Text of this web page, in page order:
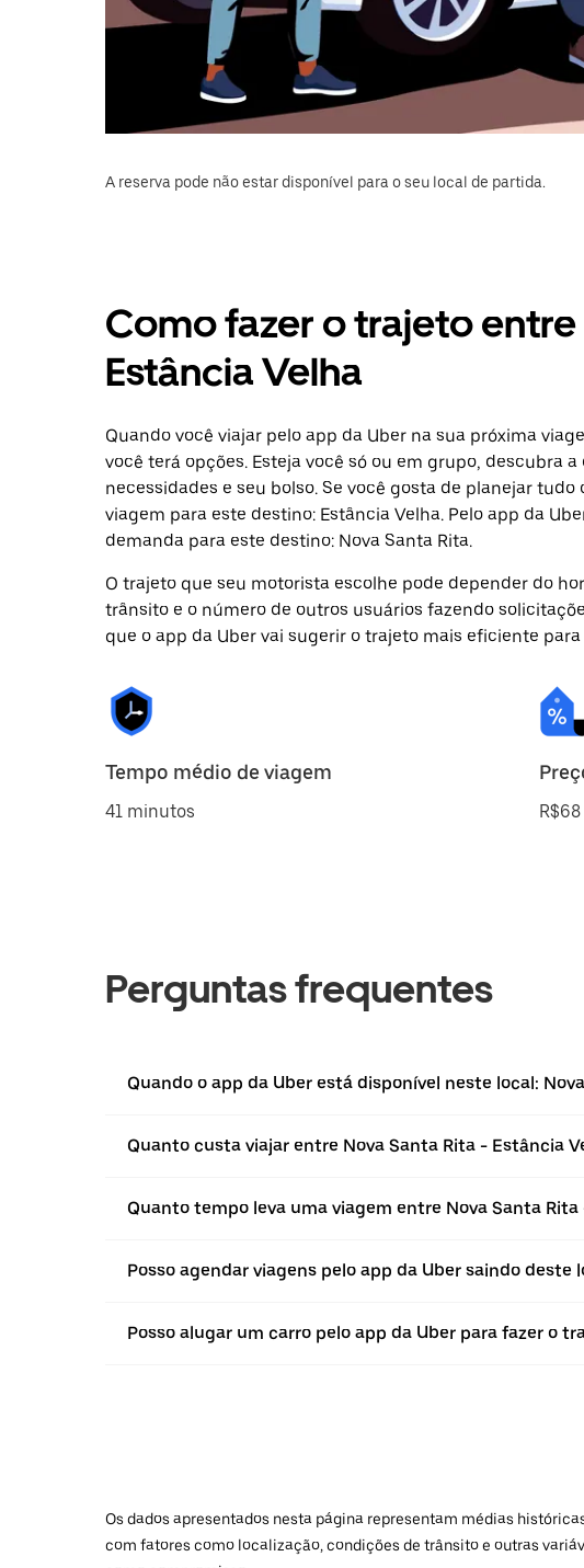
A reserva pode não estar disponível para o seu local de partida.
Como fazer o trajeto entre
Estância Velha
Quando você viajar pelo app da Uber na sua próxima
você terá opções. Esteja você só ou em grupo, descubra
necessidades e seu bolso. Se você gosta de planejar
viagem para este destino: Estância Velha. Pelo app da
demanda para este destino: Nova Santa Rita.
O trajeto que seu motorista escolhe pode depender do
trânsito e o número de outros usuários fazendo
que o app da Uber vai sugerir o trajeto mais eficiente
Tempo médio de viagem
41 minutos R$68
Perguntas frequentes
Quando o app da Uber está disponível neste local:
Quanto custa viajar entre Nova Santa Rita - Estância
Quanto tempo leva uma viagem entre Nova Santa Rita
Posso agendar viagens pelo app da Uber saindo deste
Posso alugar um carro pelo app da Uber para fazer o
Os dados apresentados nesta página representam médias
com fatores como localização, condições de trânsito e outras